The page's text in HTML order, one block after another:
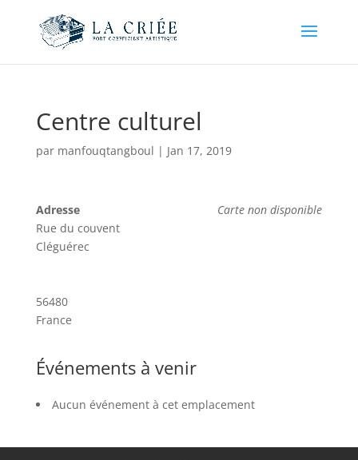
Centre culturel
par manfouqtangboul | Jan 17, 2019
Carte non disponible
Adresse
Rue du couvent
Cléguérec
56480
France
Événements à venir
Aucun événement à cet emplacement